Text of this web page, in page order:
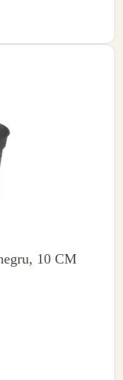
10 CM